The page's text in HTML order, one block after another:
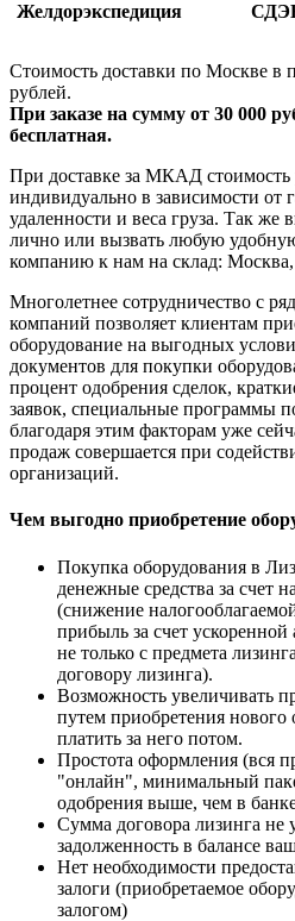
Желдорэкспедиция
Стоимость доставки по Москве
рублей.
При заказе на сумму от 30 000
бесплатная.
При доставке за МКАД стоимость
индивидуально в зависимости от
удаленности и веса груза. Так же
лично или вызвать любую
компанию к нам на склад: Москва,
Многолетнее сотрудничество с
компаний позволяет клиентам
оборудование на выгодных
документов для покупки
процент одобрения сделок,
заявок, специальные программы
благодаря этим факторам уже
продаж совершается при
организаций.
Чем выгодно приобретение
Покупка оборудования в
денежные средства за счет
(снижение
прибыль за счет
не только с предмета
договору лизинга).
Возможность увеличивать
путем приобретения нового
платить за него потом.
Простота оформления (вся
"онлайн", минимальный
одобрения выше, чем в
Сумма договора лизинга не
задолженность в балансе
Нет необходимости
залоги (приобретаемое
залогом)